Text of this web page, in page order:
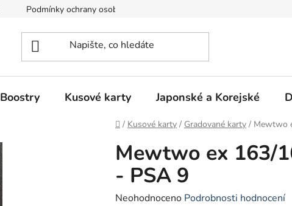
Podmínky ochrany osobních údajů
Boostry Kusové karty Japonské a Korejské
Domů
/ Kusové karty / Gradované karty / Mewtwo
Mewtwo ex 163/
- PSA 9
Průměrné
Neohodnoceno Podrobnosti hodnocení